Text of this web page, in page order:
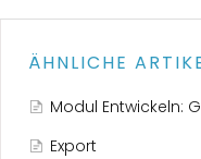
ÄHNLICHE
Modul Entwickeln:
Export